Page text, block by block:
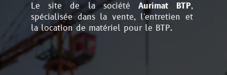
Le site de la société Aurimat BTP,
spécialisée dans la vente, l'entretien et
la location de matériel pour le BTP.